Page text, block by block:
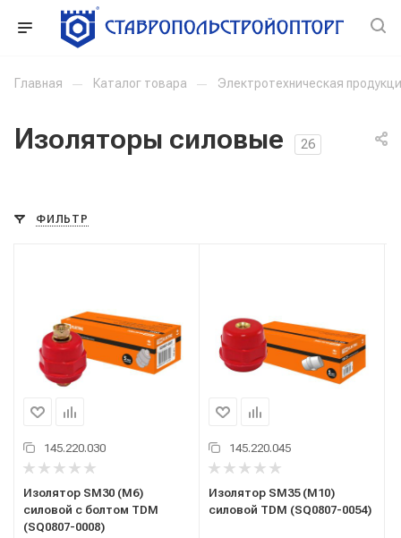
Главная — Каталог товара — Электротехническая
Изоляторы силовые 26
ФИЛЬТР
145.220.030
Изолятор SM30 (М6)
силовой с болтом TDM
(SQ0807-0008)
145.220.045
Изолятор SM35 (М10)
силовой TDM (SQ0807-0054)